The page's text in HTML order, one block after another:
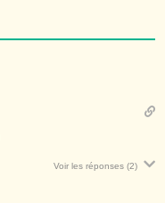
Voir les réponses (2)